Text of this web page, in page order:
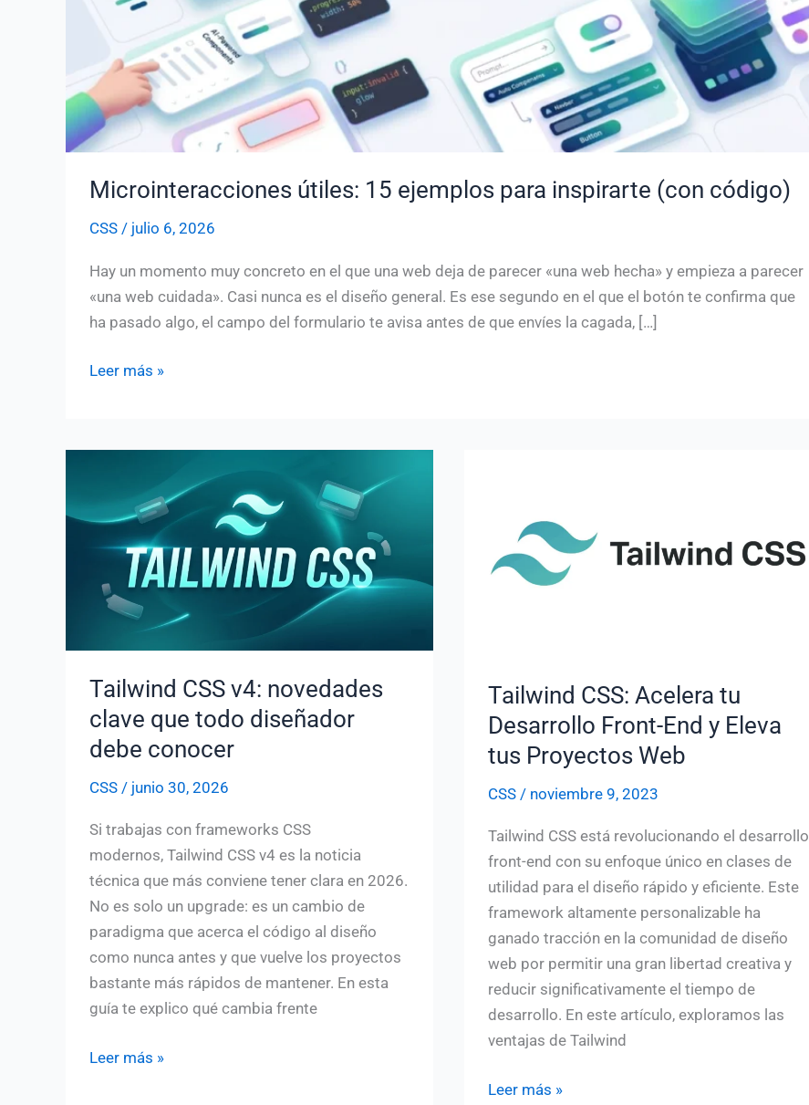
Microinteracciones útiles: 15 ejemplos para inspirarte (con código)
CSS/ julio 6, 2026
Hay un momento muy concreto en el que una web deja de parecer «una web hecha» y empieza a parecer
«una web cuidada». Casi nunca es el diseño general. Es ese segundo en el que el botón te confirma que
ha pasado algo, el campo del formulario te avisa antes de que envíes la cagada, […]
Microinteracciones
ejemplos
inspirarte
(con
código)
Leer más »
Tailwind CSS v4: novedades
clave que todo diseñador
debe conocer
CSS/ junio 30, 2026
Si trabajas con frameworks CSS
modernos, Tailwind CSS v4 es la noticia
técnica que más conviene tener clara en 2026.
No es solo un upgrade: es un cambio de
paradigma que acerca el código al diseño
como nunca antes y que vuelve los proyectos
bastante más rápidos de mantener. En esta
guía te explico qué cambia frente
Tailwind
Leer más »
Tailwind CSS: Acelera tu
Desarrollo Front-End y Eleva
tus Proyectos Web
CSS/ noviembre 9, 2023
Tailwind CSS está revolucionando el desarrollo
front-end con su enfoque único en clases de
utilidad para el diseño rápido y eficiente. Este
framework altamente personalizable ha
ganado tracción en la comunidad de diseño
web por permitir una gran libertad creativa y
reducir significativamente el tiempo de
desarrollo. En este artículo, exploramos las
ventajas de Tailwind
Tailwind
Leer más »